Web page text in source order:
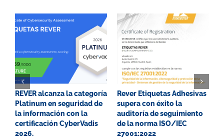
REVER alcanza la categoría
Platinum en seguridad de
la información con la
certificación CyberVadis
2026.
Rever Etiquetas Adhesivas
supera con éxito la
auditoría de seguimiento
de la norma ISO/IEC
27001:2022